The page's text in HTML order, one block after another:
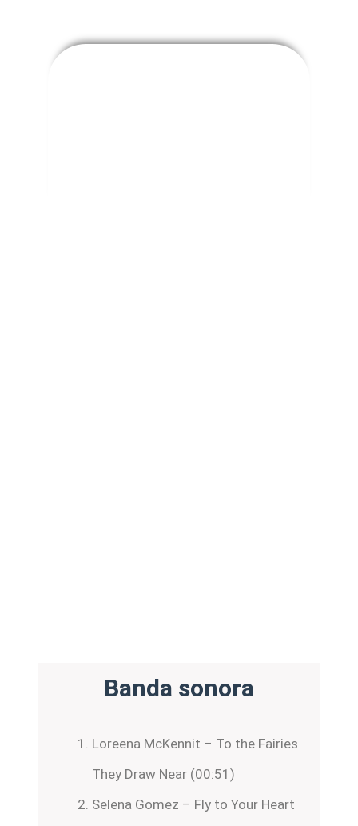
Banda sonora
Loreena McKennit – To the Fairies
They Draw Near (00:51)
Selena Gomez – Fly to Your Heart